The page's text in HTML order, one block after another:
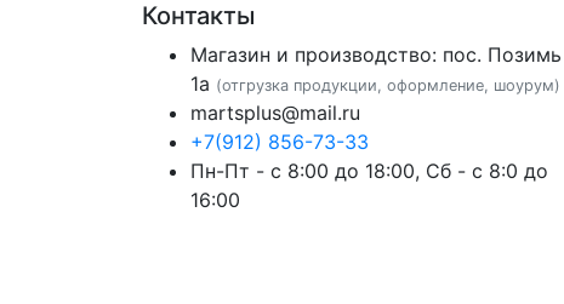
Контакты
Магазин и производство: пос. Позимь
1а (отгрузка продукции, оформление, шоурум)
martsplus@mail.ru
+7(912) 856-73-33
Пн-Пт - с 8:00 до 18:00, Сб - с 8:0 до
16:00